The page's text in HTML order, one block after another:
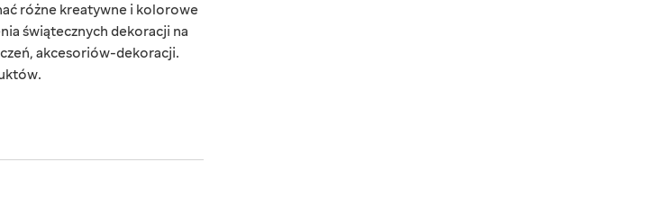
różne kreatywne i kolorowe
świątecznych dekoracji na
akcesoriów-dekoracji.